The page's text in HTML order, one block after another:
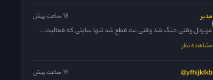
مدیر 18 ساعت پیش
عزیزدل وقتی جنگ شد وقتی نت قطع شد تنها سایتی که فعالیت...
مشاهده نظر
yfhijklkb@ 19 ساعت پیش